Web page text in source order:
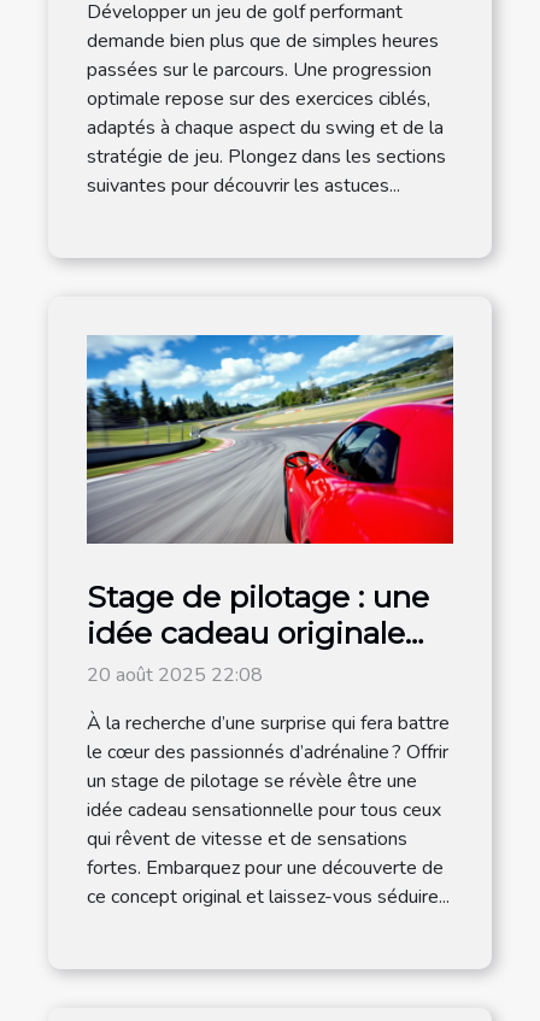
Développer un jeu de golf performant
demande bien plus que de simples heures
passées sur le parcours. Une progression
optimale repose sur des exercices ciblés,
adaptés à chaque aspect du swing et de la
stratégie de jeu. Plongez dans les sections
suivantes pour découvrir les astuces...
Stage de pilotage : une
idée cadeau originale
pour les amateurs de
vitesse
20 août 2025 22:08
À la recherche d’une surprise qui fera battre
le cœur des passionnés d’adrénaline ? Offrir
un stage de pilotage se révèle être une
idée cadeau sensationnelle pour tous ceux
qui rêvent de vitesse et de sensations
fortes. Embarquez pour une découverte de
ce concept original et laissez-vous séduire...